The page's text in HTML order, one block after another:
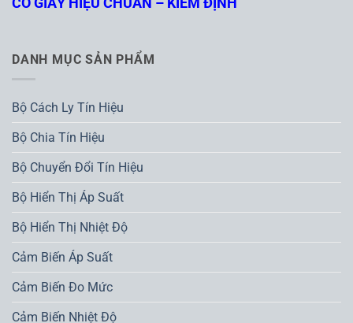
CÓ GIẤY HIỆU CHUẨN – KIỂM ĐỊNH
DANH MỤC SẢN PHẨM
Bộ Cách Ly Tín Hiệu
Bộ Chia Tín Hiệu
Bộ Chuyển Đổi Tín Hiệu
Bộ Hiển Thị Áp Suất
Bộ Hiển Thị Nhiệt Độ
Cảm Biến Áp Suất
Cảm Biến Đo Mức
Cảm Biến Nhiệt Độ